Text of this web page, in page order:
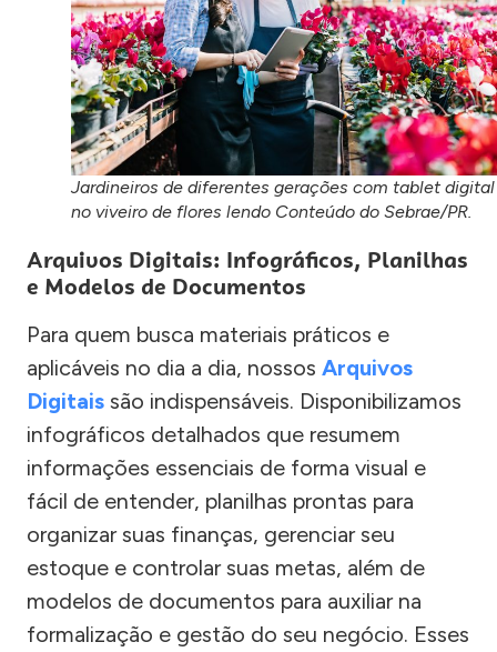
Jardineiros de diferentes gerações com tablet digital
no viveiro de flores lendo Conteúdo do Sebrae/PR.
Arquivos Digitais: Infográficos, Planilhas
e Modelos de Documentos
Para quem busca materiais práticos e
aplicáveis no dia a dia, nossos Arquivos
Digitais são indispensáveis. Disponibilizamos
infográficos detalhados que resumem
informações essenciais de forma visual e
fácil de entender, planilhas prontas para
organizar suas finanças, gerenciar seu
estoque e controlar suas metas, além de
modelos de documentos para auxiliar na
formalização e gestão do seu negócio. Esses